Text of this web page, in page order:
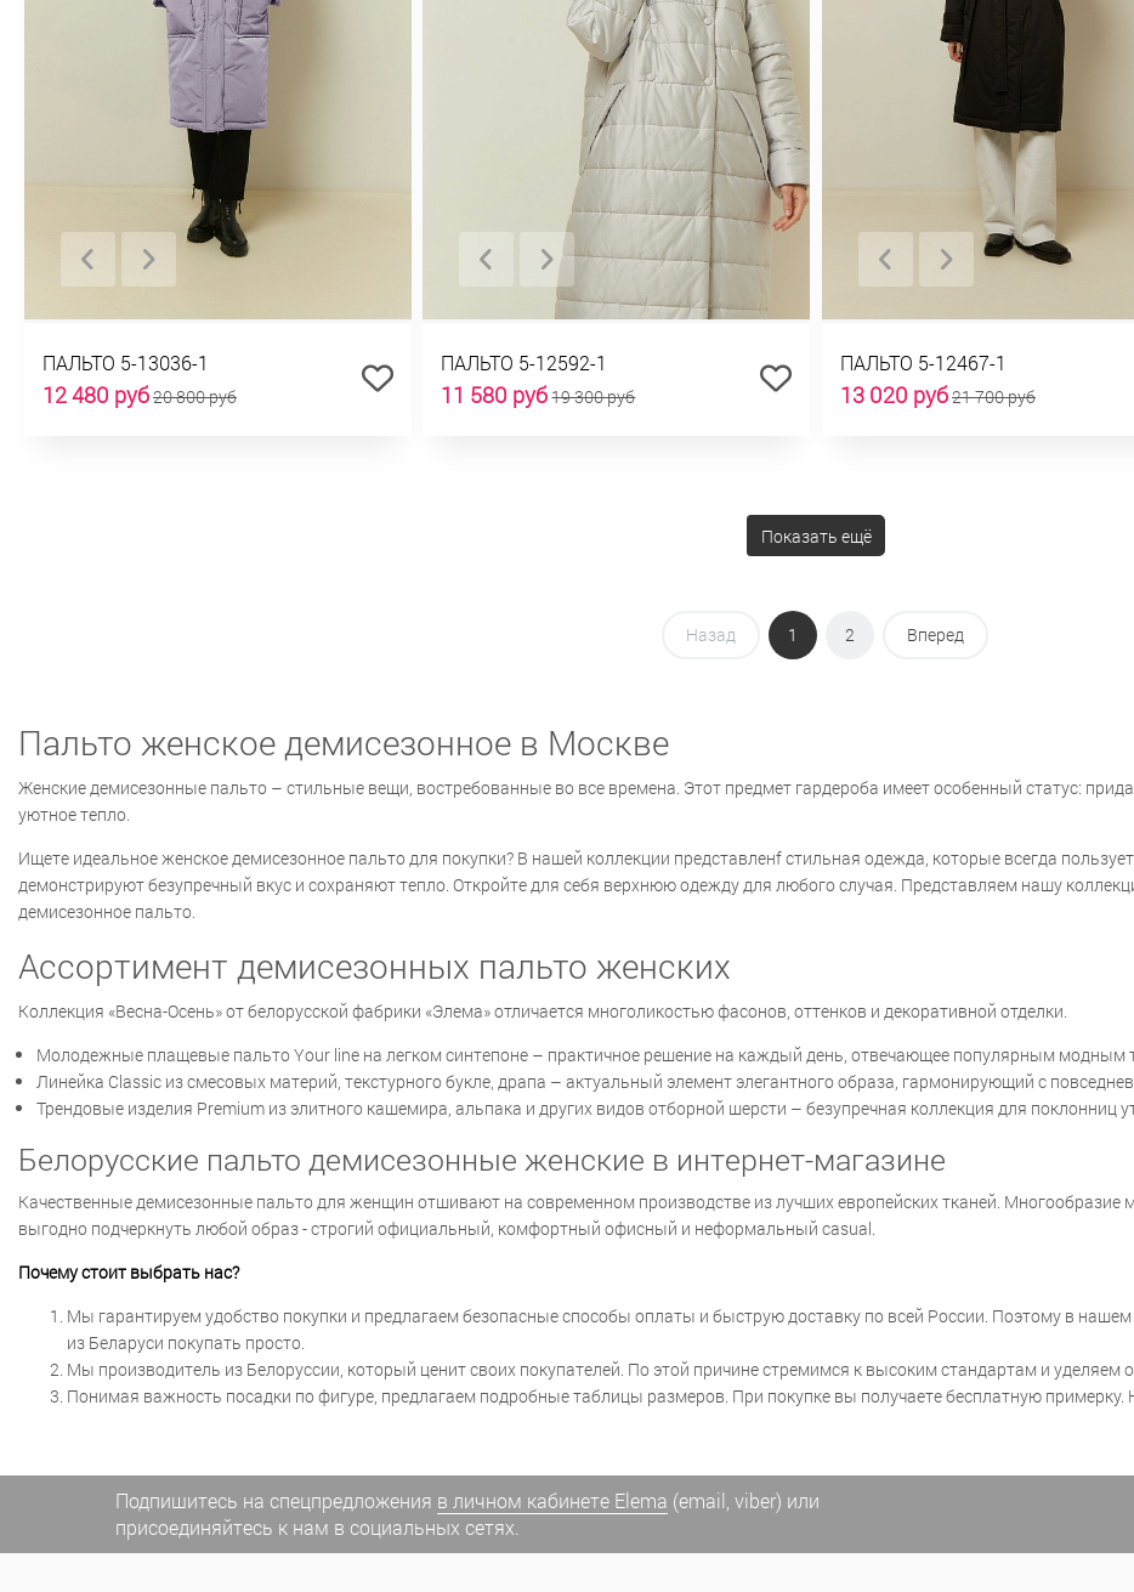
ПАЛЬТО 5-13036-1
12 480 руб20 800 руб
ПАЛЬТО 5-12592-1
11 580 руб19 300 руб
ПАЛЬТО 5-12467-1
13 020 руб21 700 руб
Показать ещё
Назад 1 2 Вперед
Пальто женское демисезонное в Москве
Женские демисезонные пальто – стильные вещи, востребованные во все времена. Этот предмет гардероба имеет особенный статус:
уютное тепло.
Ищете идеальное женское демисезонное пальто для покупки? В нашей коллекции представленf стильная одежда, которые всегда
демонстрируют безупречный вкус и сохраняют тепло. Откройте для себя верхнюю одежду для любого случая. Представляем нашу
демисезонное пальто.
Ассортимент демисезонных пальто женских
Коллекция «Весна-Осень» от белорусской фабрики «Элема» отличается многоликостью фасонов, оттенков и декоративной отделки.
Молодежные плащевые пальто Your line на легком синтепоне – практичное решение на каждый день, отвечающее популярным модным
Линейка Classic из смесовых материй, текстурного букле, драпа – актуальный элемент элегантного образа, гармонирующий с
Трендовые изделия Premium из элитного кашемира, альпака и других видов отборной шерсти – безупречная коллекция для поклонниц
Белорусские пальто демисезонные женские в интернет-магазине
Качественные демисезонные пальто для женщин отшивают на современном производстве из лучших европейских тканей.
выгодно подчеркнуть любой образ - строгий официальный, комфортный офисный и неформальный casual.
Почему стоит выбрать нас?
Мы гарантируем удобство покупки и предлагаем безопасные способы оплаты и быструю доставку по всей России. Поэтому в
из Беларуси покупать просто.
Мы производитель из Белоруссии, который ценит своих покупателей. По этой причине стремимся к высоким стандартам и уделяем
Понимая важность посадки по фигуре, предлагаем подробные таблицы размеров. При покупке вы получаете бесплатную примерку.
Подпишитесь на спецпредложения в личном кабинете Elema (email, viber) или
присоединяйтесь к нам в социальных сетях.